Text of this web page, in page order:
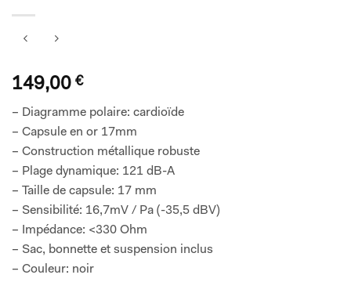
149,00 €
– Diagramme polaire: cardioïde
– Capsule en or 17mm
– Construction métallique robuste
– Plage dynamique: 121 dB-A
– Taille de capsule: 17 mm
– Sensibilité: 16,7mV / Pa (-35,5 dBV)
– Impédance: <330 Ohm
– Sac, bonnette et suspension inclus
– Couleur: noir